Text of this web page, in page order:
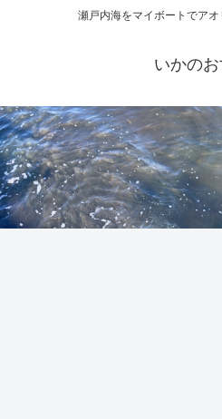
瀬戸内海をマイボートでア
いかのお